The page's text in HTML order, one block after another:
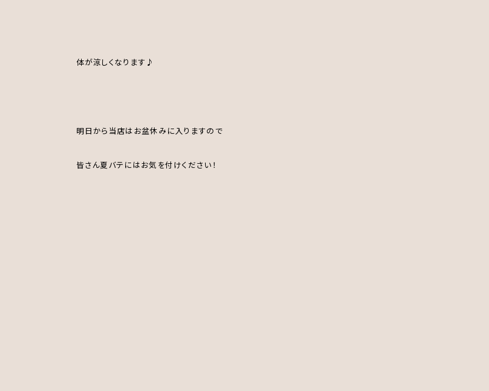
体が涼しくなります♪
明日から当店はお盆休みに入りますので
皆さん夏バテにはお気を付けください！